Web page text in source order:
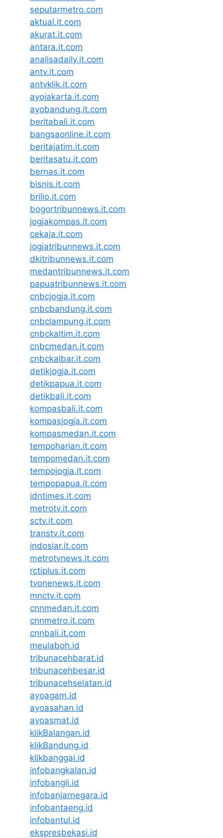
seputarmetro.com
aktual.it.com
akurat.it.com
antara.it.com
analisadaily.it.com
antv.it.com
antvklik.it.com
ayojakarta.it.com
ayobandung.it.com
beritabali.it.com
bangsaonline.it.com
beritajatim.it.com
beritasatu.it.com
bernas.it.com
bisnis.it.com
brilio.it.com
bogortribunnews.it.com
jogjakompas.it.com
cekaja.it.com
jogjatribunnews.it.com
dkitribunnews.it.com
medantribunnews.it.com
papuatribunnews.it.com
cnbcjogja.it.com
cnbcbandung.it.com
cnbclampung.it.com
cnbckaltim.it.com
cnbcmedan.it.com
cnbckalbar.it.com
detikjogja.it.com
detikpapua.it.com
detikbali.it.com
kompasbali.it.com
kompasjogja.it.com
kompasmedan.it.com
tempoharian.it.com
tempomedan.it.com
tempojogja.it.com
tempopapua.it.com
idntimes.it.com
metrotv.it.com
sctv.it.com
transtv.it.com
indosiar.it.com
metrotvnews.it.com
rctiplus.it.com
tvonenews.it.com
mnctv.it.com
cnnmedan.it.com
cnnmetro.it.com
cnnbali.it.com
meulaboh.id
tribunacehbarat.id
tribunacehbesar.id
tribunacehselatan.id
ayoagam.id
ayoasahan.id
ayoasmat.id
klikBalangan.id
klikBandung.id
klikbanggai.id
infobangkalan.id
infobangli.id
infobanjarnegara.id
infobantaeng.id
infobantul.id
ekspresbekasi.id